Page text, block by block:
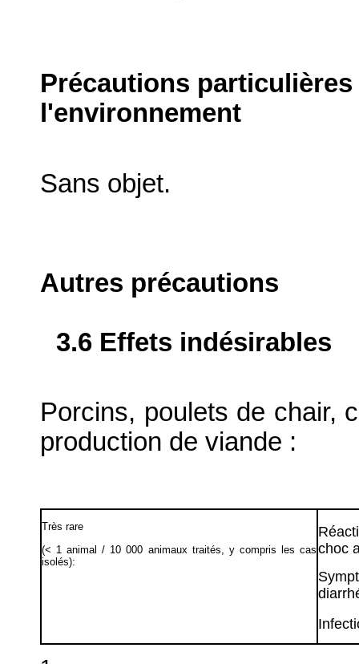
Précautions
l'environnement
Sans objet.
Autres précautions
3.6 Effets indésirables
Porcins, poulets de chair,
production de viande :
Très rare
(< 1 animal / 10 000 animaux traités, y compris les cas
isolés):
choc